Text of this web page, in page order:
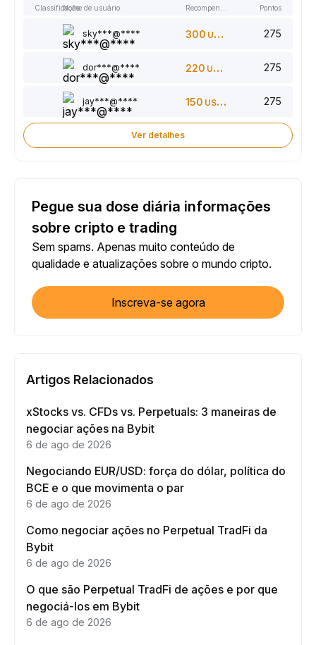
ClassificaçãoNome de usuário Pontos
sky***@**** 300 USDT 275
dor***@**** 220 USDT 275
jay***@**** 150 USDT 275
Ver detalhes
Pegue sua dose diária informações
sobre cripto e trading
Sem spams. Apenas muito conteúdo de
qualidade e atualizações sobre o mundo cripto.
Inscreva-se agora
Artigos Relacionados
xStocks vs. CFDs vs. Perpetuals: 3 maneiras de
negociar ações na Bybit
6 de ago de 2026
Negociando EUR/USD: força do dólar, política do
BCE e o que movimenta o par
6 de ago de 2026
Como negociar ações no Perpetual TradFi da
Bybit
6 de ago de 2026
O que são Perpetual TradFi de ações e por que
negociá-los em Bybit
6 de ago de 2026